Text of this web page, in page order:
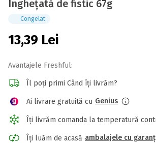
Înghețată de fistic 67g
Congelat
13,39 Lei
Avantajele Freshful:
Îl poți primi Când îți livrăm?
Ai livrare gratuită cu Genius
Îți livrăm comanda la temperatură
Îți luăm de acasă ambalajele cu